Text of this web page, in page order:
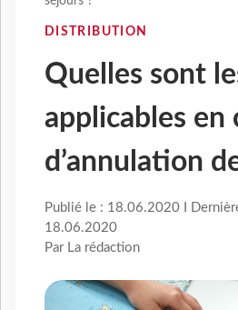
DISTRIBUTION
Quelles sont
applicables en
d’annulation
Publié le : 18.06.2020 I
18.06.2020
Par La rédaction